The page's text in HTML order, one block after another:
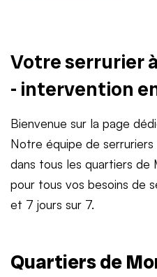
Votre serrurier
- intervention
Bienvenue sur la page
Notre équipe de
dans tous les quartiers de
pour tous vos besoins de
et 7 jours sur 7.
Quartiers de